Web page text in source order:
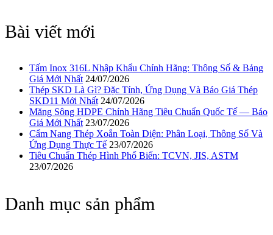
Bài viết mới
Tấm Inox 316L Nhập Khẩu Chính Hãng: Thông Số & Bảng
Giá Mới Nhất 24/07/2026
Thép SKD Là Gì? Đặc Tính, Ứng Dụng Và Báo Giá Thép
SKD11 Mới Nhất 24/07/2026
Măng Sông HDPE Chính Hãng Tiêu Chuẩn Quốc Tế — Báo
Giá Mới Nhất 23/07/2026
Cẩm Nang Thép Xoắn Toàn Diện: Phân Loại, Thông Số Và
Ứng Dụng Thực Tế 23/07/2026
Tiêu Chuẩn Thép Hình Phổ Biến: TCVN, JIS, ASTM
23/07/2026
Danh mục sản phẩm